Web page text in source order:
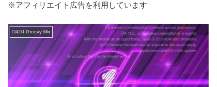
※アフィリエイト広告を利用しています
D4DJ Groovy Mix